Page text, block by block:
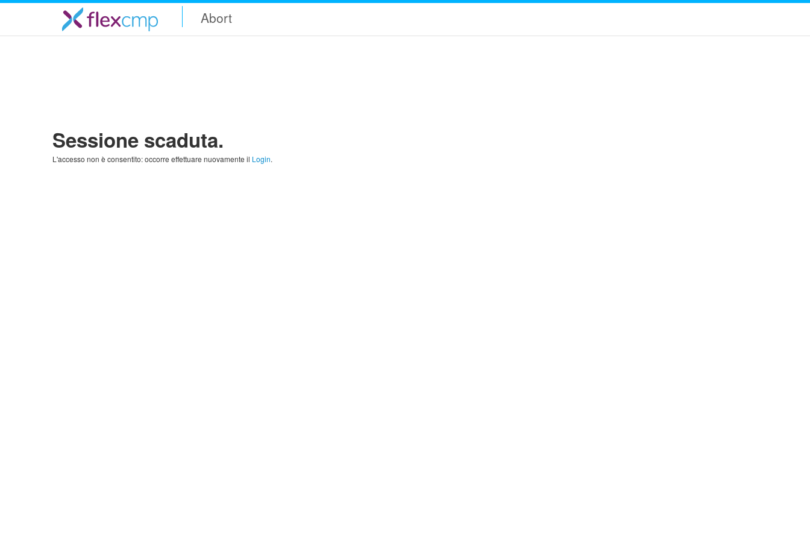
Abort
Sessione scaduta.
L'accesso non è consentito: occorre effettuare nuovamente il Login.